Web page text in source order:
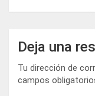
Deja una
Tu dirección de
campos